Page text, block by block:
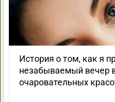
История о том, как я
незабываемый вечер
очаровательных